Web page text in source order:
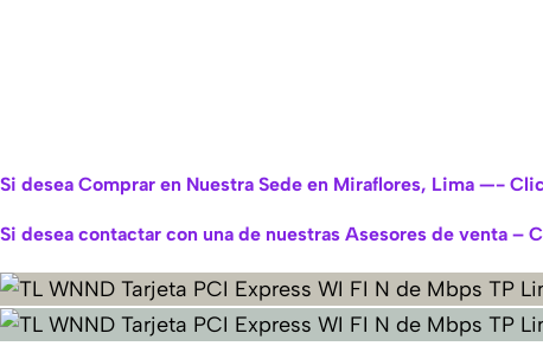
Si desea Comprar en Nuestra Sede en Miraflores, Lima —-
Si desea contactar con una de nuestras Asesores de venta –